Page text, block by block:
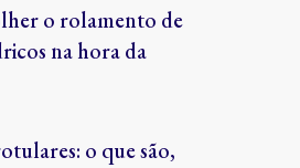
o rolamento de
na hora da
o que são,